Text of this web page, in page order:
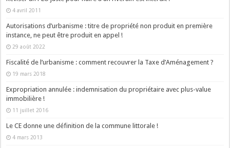
4 avril 2011
Autorisations d’urbanisme : titre de propriété non produit en première
instance, ne peut être produit en appel !
29 août 2022
Fiscalité de l’urbanisme : comment recouvrer la Taxe d’Aménagement ?
19 mars 2018
Expropriation annulée : indemnisation du propriétaire avec plus-value
immobilière !
11 juillet 2016
Le CE donne une définition de la commune littorale !
4 mars 2013